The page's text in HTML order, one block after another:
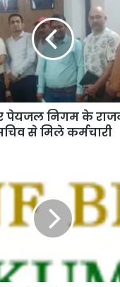
पेयजल निगम के
से मिले कर्मचारी